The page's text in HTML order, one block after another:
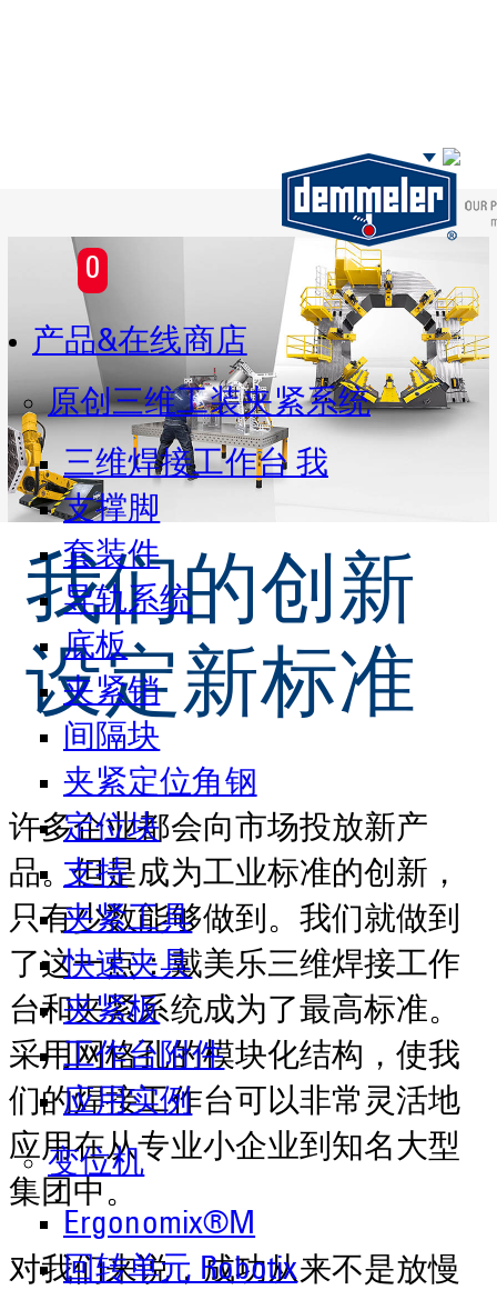
0
产品&在线商店
原创三维工装夹紧系统
三维焊接工作台 我
支撑脚
套装件
导轨系统
底板
夹紧销
间隔块
夹紧定位角钢
定位块
支持
夹紧工具
快速夹具
夹紧板
工作台附件
应用实例
变位机
Ergonomix®M
回转单元 Robotix
我们的创新
设定新标准
许多企业都会向市场投放新产
品。但是成为工业标准的创新，
只有少数能够做到。我们就做到
了这一点：戴美乐三维焊接工作
台和夹紧系统成为了最高标准。
采用网格孔的模块化结构，使我
们的焊接工作台可以非常灵活地
应用在从专业小企业到知名大型
集团中。
对我们来说，成功从来不是放慢